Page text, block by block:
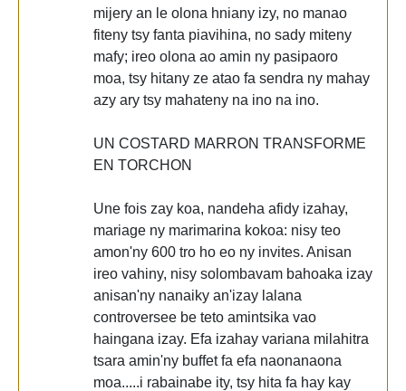
mijery an le olona hniany izy, no manao
fiteny tsy fanta piavihina, no sady miteny
mafy; ireo olona ao amin ny pasipaoro
moa, tsy hitany ze atao fa sendra ny mahay
azy ary tsy mahateny na ino na ino.
UN COSTARD MARRON TRANSFORME
EN TORCHON
Une fois zay koa, nandeha afidy izahay,
mariage ny marimarina kokoa: nisy teo
amon'ny 600 tro ho eo ny invites. Anisan
ireo vahiny, nisy solombavam bahoaka izay
anisan'ny nanaiky an'izay lalana
controversee be teto amintsika vao
haingana izay. Efa izahay variana milahitra
tsara amin'ny buffet fa efa naonanaona
moa.....i rabainabe ity, tsy hita fa hay kay